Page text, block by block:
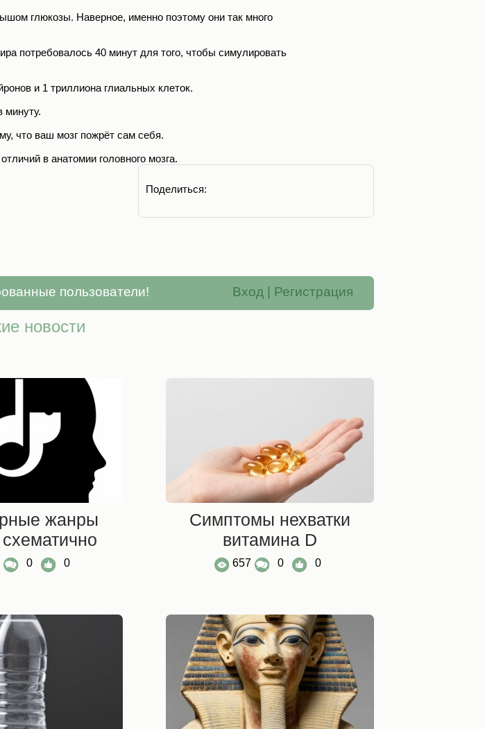
глюкозы. Наверное, именно поэтому они так много
потребовалось 40 минут для того, чтобы симулировать
и 1 триллиона глиальных клеток.
минуту.
что ваш мозг пожрёт сам себя.
в анатомии головного мозга.
Поделиться:
пользователи! Вход Регистрация
новости
жанры
0 0
Симптомы нехватки
витамина D
657 0 0